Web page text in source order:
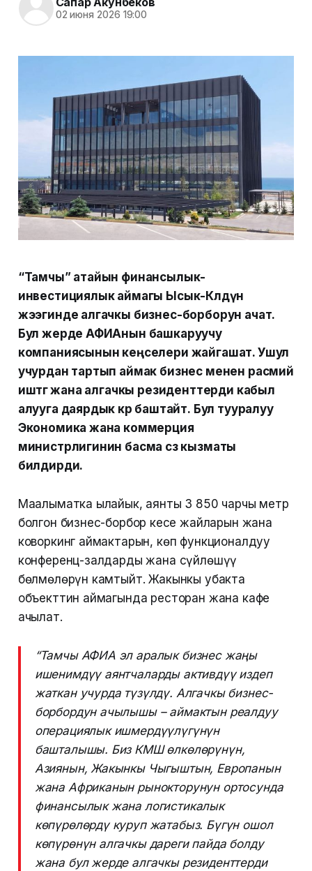
02 июня 2026 19:00
“Тамчы” атайын финансылык-
инвестициялык аймагы Ысык-Көлдүн
жээгинде алгачкы бизнес-борборун ачат.
Бул жерде АФИАнын башкаруучу
компаниясынын кеңселери жайгашат. Ушул
учурдан тартып аймак бизнес менен расмий
иштөөгө жана алгачкы резиденттерди кабыл
алууга даярдык көрө баштайт. Бул тууралуу
Экономика жана коммерция
министрлигинин басма сөз кызматы
билдирди.
Маалыматка ылайык, аянты 3 850 чарчы метр
болгон бизнес-борбор кеңсе жайларын жана
коворкинг аймактарын, көп функционалдуу
конференц-залдарды жана сүйлөшүү
бөлмөлөрүн камтыйт. Жакынкы убакта
объекттин аймагында ресторан жана кафе
ачылат.
“Тамчы АФИА эл аралык бизнес жаңы
ишенимдүү аянтчаларды активдүү издеп
жаткан учурда түзүлдү. Алгачкы бизнес-
борбордун ачылышы – аймактын реалдуу
операциялык ишмердүүлүгүнүн
башталышы. Биз КМШ өлкөлөрүнүн,
Азиянын, Жакынкы Чыгыштын, Европанын
жана Африканын рынокторунун ортосунда
финансылык жана логистикалык
көпүрөлөрдү куруп жатабыз. Бүгүн ошол
көпүрөнүн алгачкы дареги пайда болду
жана бул жерде алгачкы резиденттерди